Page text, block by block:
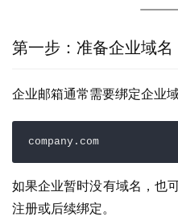
第一步：准备企业域名
企业邮箱通常需要绑定企业
company.com
如果企业暂时没有域名，也
注册或后续绑定。